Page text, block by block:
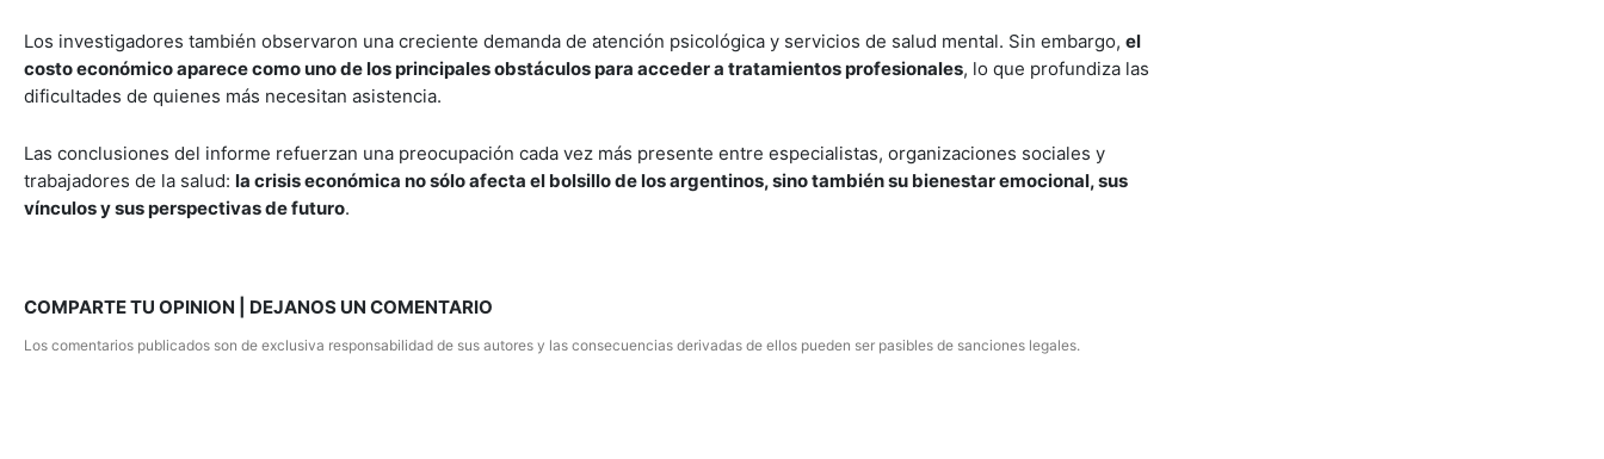
Los investigadores también observaron una creciente demanda de atención psicológica y servicios de salud mental. Sin embargo, el
costo económico aparece como uno de los principales obstáculos para acceder a tratamientos profesionales, lo que profundiza las
dificultades de quienes más necesitan asistencia.
Las conclusiones del informe refuerzan una preocupación cada vez más presente entre especialistas, organizaciones sociales y
trabajadores de la salud: la crisis económica no sólo afecta el bolsillo de los argentinos, sino también su bienestar emocional, sus
vínculos y sus perspectivas de futuro.
COMPARTE TU OPINION | DEJANOS UN COMENTARIO
Los comentarios publicados son de exclusiva responsabilidad de sus autores y las consecuencias derivadas de ellos pueden ser pasibles de sanciones legales.